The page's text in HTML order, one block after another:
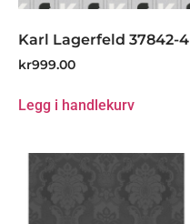
Karl Lagerfeld 37842-4
kr999.00
Legg i handlekurv